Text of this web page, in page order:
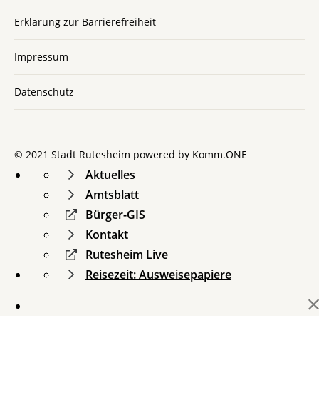
Erklärung zur Barrierefreiheit
Impressum
Datenschutz
© 2021 Stadt Rutesheim powered by Komm.ONE
Aktuelles
Amtsblatt
Bürger-GIS
Kontakt
Rutesheim Live
Reisezeit: Ausweisepapiere